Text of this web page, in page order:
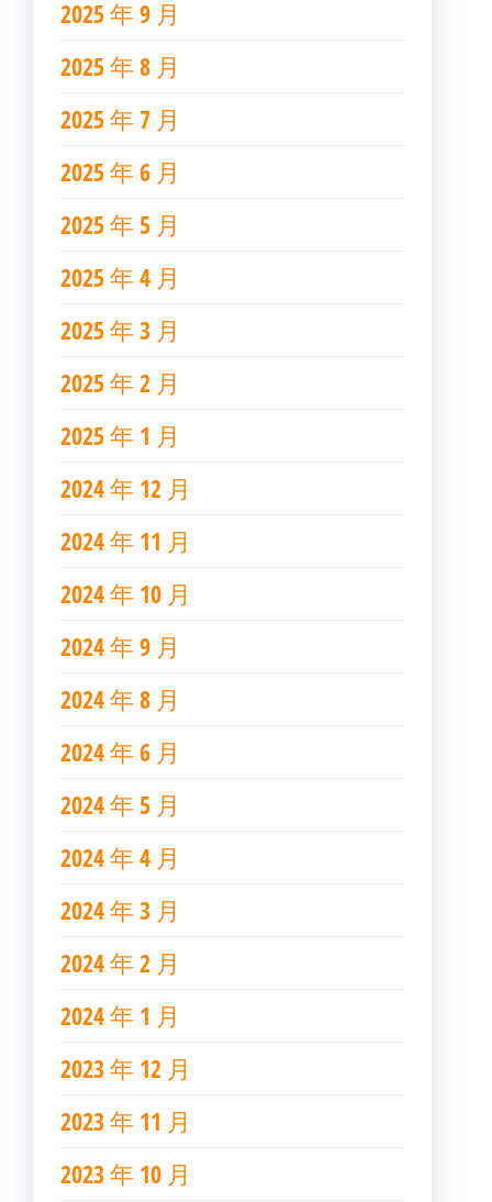
2025 年 9 月
2025 年 8 月
2025 年 7 月
2025 年 6 月
2025 年 5 月
2025 年 4 月
2025 年 3 月
2025 年 2 月
2025 年 1 月
2024 年 12 月
2024 年 11 月
2024 年 10 月
2024 年 9 月
2024 年 8 月
2024 年 6 月
2024 年 5 月
2024 年 4 月
2024 年 3 月
2024 年 2 月
2024 年 1 月
2023 年 12 月
2023 年 11 月
2023 年 10 月